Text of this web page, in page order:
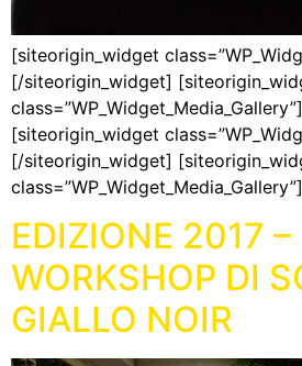
[siteorigin_widget
[/siteorigin_widget]
[siteorigin_widget
[/siteorigin_widget]
EDIZIONE 2017 –
WORKSHOP DI
GIALLO NOIR